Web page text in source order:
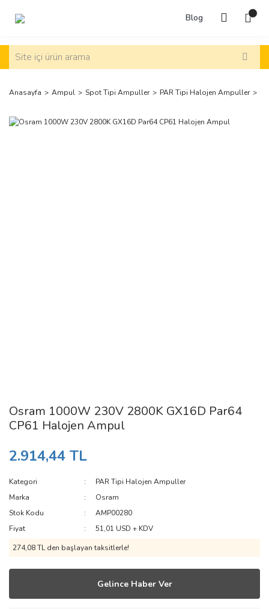
Blog
Anasayfa Ampul Spot Tipi Ampuller PAR Tipi Halojen Ampuller
Osram 1000W 230V 2800K GX16D Par64
CP61 Halojen Ampul
2.914,44 TL
Kategori
PAR Tipi Halojen Ampuller
Marka
Osram
Stok Kodu
AMP00280
Fiyat
51,01 USD + KDV
274,08 TL den başlayan taksitlerle!
Gelince Haber Ver